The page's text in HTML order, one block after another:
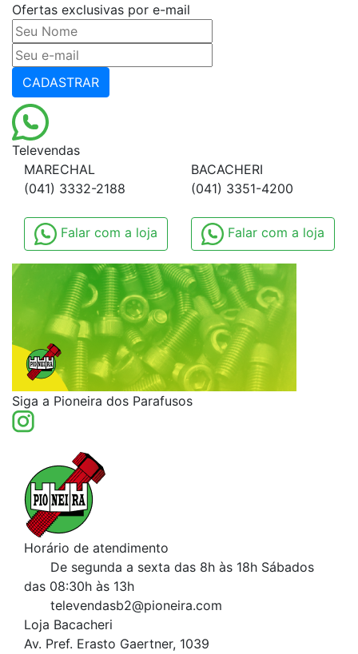
Ofertas exclusivas por e-mail
CADASTRAR
Televendas
MARECHAL
(041) 3332-2188
Falar com a loja
BACACHERI
(041) 3351-4200
Falar com a loja
Siga a Pioneira dos Parafusos
Horário de atendimento
De segunda a sexta das 8h às 18h Sábados
das 08:30h às 13h
televendasb2@pioneira.com
Loja Bacacheri
Av. Pref. Erasto Gaertner, 1039